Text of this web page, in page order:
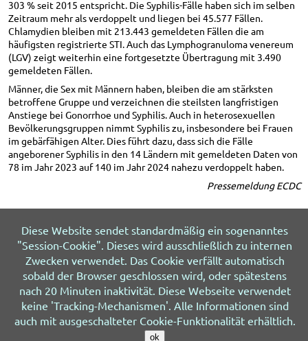
303 % seit 2015 entspricht. Die Syphilis-Fälle haben sich im selben
Zeitraum mehr als verdoppelt und liegen bei 45.577 Fällen.
Chlamydien bleiben mit 213.443 gemeldeten Fällen die am
häufigsten registrierte STI. Auch das Lymphogranuloma venereum
(LGV) zeigt weiterhin eine fortgesetzte Übertragung mit 3.490
gemeldeten Fällen.
Männer, die Sex mit Männern haben, bleiben die am stärksten
betroffene Gruppe und verzeichnen die steilsten langfristigen
Anstiege bei Gonorrhoe und Syphilis. Auch in heterosexuellen
Bevölkerungsgruppen nimmt Syphilis zu, insbesondere bei Frauen
im gebärfähigen Alter. Dies führt dazu, dass sich die Fälle
angeborener Syphilis in den 14 Ländern mit gemeldeten Daten von
78 im Jahr 2023 auf 140 im Jahr 2024 nahezu verdoppelt haben.
Pressemeldung ECDC
© 2026 HIV&more Impressum
Datenschutz
Über uns
Sitemap Letzte Änderung 06.08.2026
Diese Website sendet standardmäßig ein sogenanntes
"Session-Cookie". Dieses wird ausschließlich zu internen
Zwecken verwendet. Das Cookie verfällt automatisch
sobald der Browser geschlossen wird, oder spätestens
nach 20 Minuten inaktivität. Diese Webseite verwendet
keine 'Tracking-Mechanismen'. Alle Informationen sind
auch mit ausgeschalteter Cookie-Funktionalität erhältlich.
ok